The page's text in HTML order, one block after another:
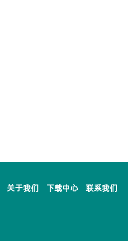
关于我们 下载中心 联系我们